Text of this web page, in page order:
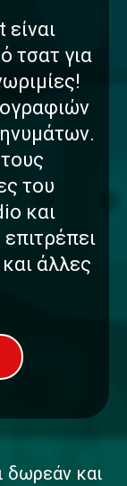
τσατ για
του
και
άλλες
δωρεάν και